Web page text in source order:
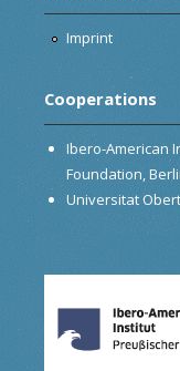
Imprint
Cooperations
Ibero-American
Foundation,
Universitat